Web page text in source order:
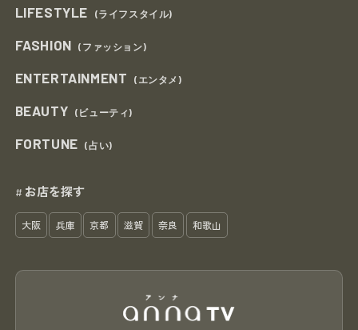
LIFESTYLE (ライフスタイル)
FASHION (ファッション)
ENTERTAINMENT (エンタメ)
BEAUTY (ビューティ)
FORTUNE (占い)
# お店を探す
大阪 兵庫 京都 滋賀 奈良 和歌山